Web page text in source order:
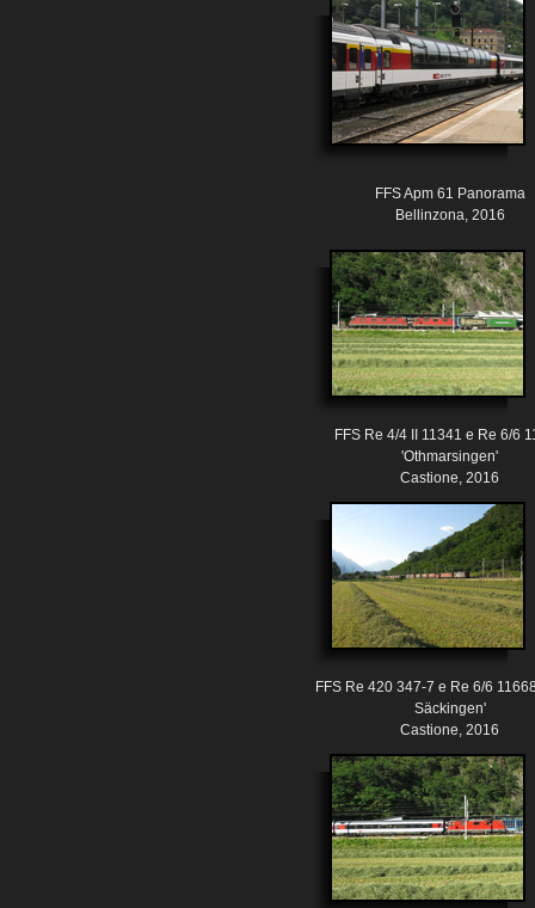
FFS Apm 61 Panorama
Bellinzona, 2016
FFS Re 4/4 II 11341 e Re 6/6
'Othmarsingen'
Castione, 2016
FFS Re 420 347-7 e Re 6/6
Säckingen'
Castione, 2016